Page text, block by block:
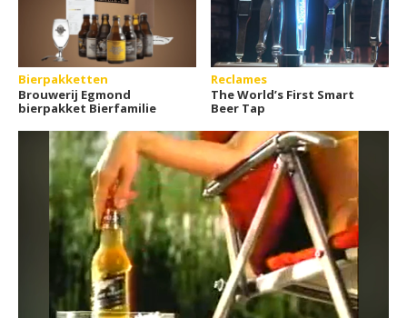
Bierpakketten
Brouwerij Egmond
bierpakket Bierfamilie
Reclames
The World’s First Smart
Beer Tap